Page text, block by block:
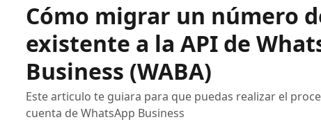
Cómo migrar un número
existente a la API de
Business (WABA)
Este articulo te guiara para que puedas realizar el
cuenta de WhatsApp Business